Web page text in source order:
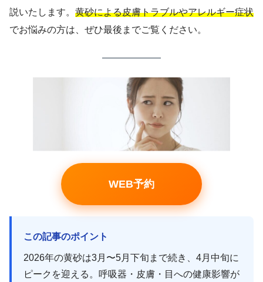
説いたします。 黄砂による皮膚トラブルやアレルギー症状
でお悩みの方は、ぜひ最後までご覧ください。
WEB予約
この記事のポイント
2026年の黄砂は3月〜5月下旬まで続き、4月中旬に
ピークを迎える。呼吸器・皮膚・目への健康影響が